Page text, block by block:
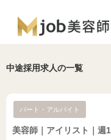
中途採用求人の一覧
パート・アルバイト
美容師｜アイリスト｜週